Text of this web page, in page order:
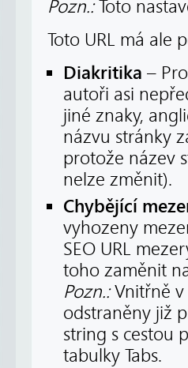
Pozn.:Toto
Toto URL má ale
Diakritika –
autoři asi
jiné znaky,
názvu stránky
protože název
nelze změnit).
Chybějící
vyhozeny
SEO URL
toho zaměnit
Pozn.:Vnitřně v
odstraněny již
string s cestou
tabulky Tabs.